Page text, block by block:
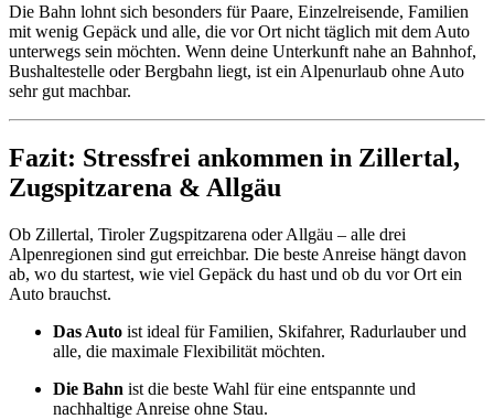
Die Bahn lohnt sich besonders für Paare, Einzelreisende, Familien
mit wenig Gepäck und alle, die vor Ort nicht täglich mit dem Auto
unterwegs sein möchten. Wenn deine Unterkunft nahe an Bahnhof,
Bushaltestelle oder Bergbahn liegt, ist ein Alpenurlaub ohne Auto
sehr gut machbar.
Fazit: Stressfrei ankommen in Zillertal,
Zugspitzarena & Allgäu
Ob Zillertal, Tiroler Zugspitzarena oder Allgäu – alle drei
Alpenregionen sind gut erreichbar. Die beste Anreise hängt davon
ab, wo du startest, wie viel Gepäck du hast und ob du vor Ort ein
Auto brauchst.
Das Auto ist ideal für Familien, Skifahrer, Radurlauber und
alle, die maximale Flexibilität möchten.
Die Bahn ist die beste Wahl für eine entspannte und
nachhaltige Anreise ohne Stau.